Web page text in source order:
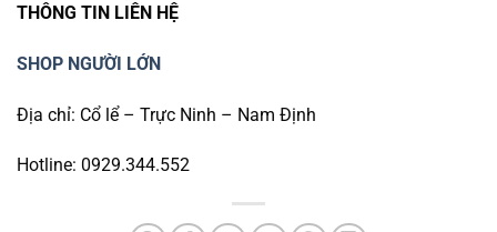
THÔNG TIN LIÊN HỆ
SHOP NGƯỜI LỚN
Địa chỉ: Cổ lể – Trực Ninh – Nam Định
Hotline: 0929.344.552